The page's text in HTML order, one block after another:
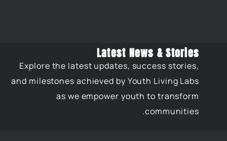
Latest News & Stories
Explore the latest updates, success stories,
and milestones achieved by Youth Living Labs
as we empower youth to transform
communities.